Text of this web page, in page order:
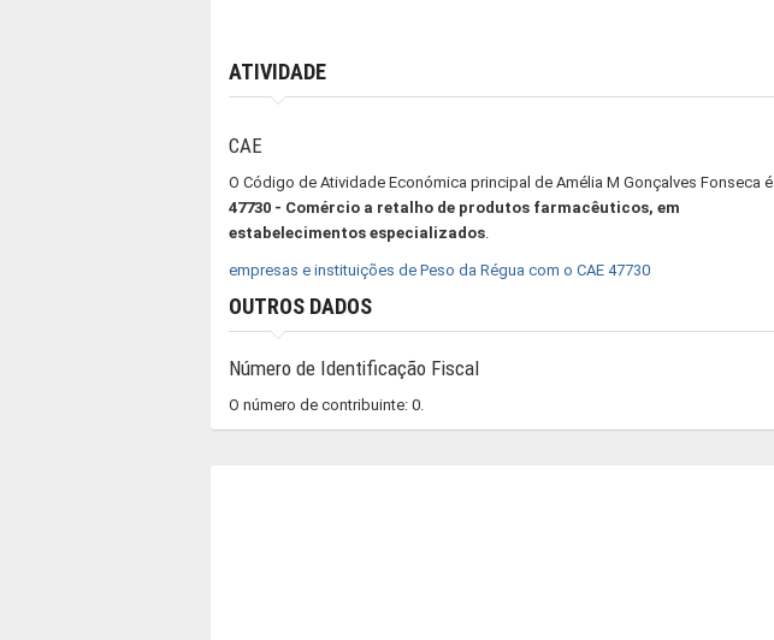
ATIVIDADE
CAE
O Código de Atividade Económica principal de Amélia M Gonçalves Fonseca é
47730 - Comércio a retalho de produtos farmacêuticos, em
estabelecimentos especializados.
empresas e instituições de Peso da Régua com o CAE 47730
OUTROS DADOS
Número de Identificação Fiscal
O número de contribuinte: 0.